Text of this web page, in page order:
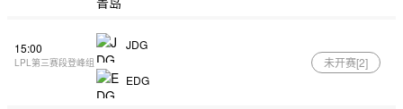
15:00
LPL第三赛段登峰组
JDG
EDG
未开赛[2]